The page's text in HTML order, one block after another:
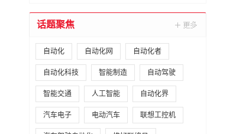
话题聚焦
自动化 自动化网 自动化者
自动化科技 智能制造 自动驾驶
智能交通 人工智能 自动化界
汽车电子 电动汽车 联想工控机